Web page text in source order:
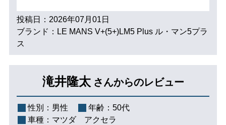
投稿日：2026年07月01日
ブランド：LE MANS V+(5+)LM5 Plus ル・マン5プラ
ス
滝井隆太 さんからのレビュー
性別： 男性 年齢： 50代
車種： マツダ アクセラ